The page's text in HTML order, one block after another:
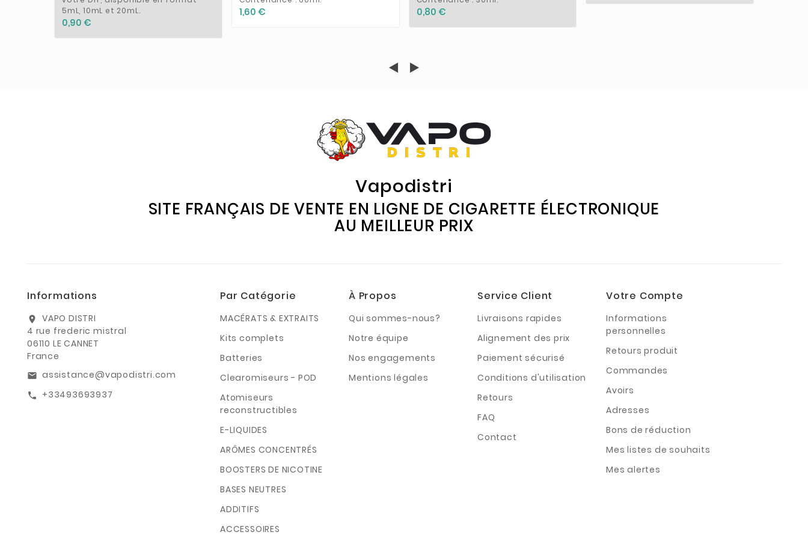
5mL, 10mL et 20mL.
0,90 €
1,60 € 0,80 €
Vapodistri
SITE FRANÇAIS DE VENTE EN LIGNE DE CIGARETTE ÉLECTRONIQUE
AU MEILLEUR PRIX
Informations
location_on
VAPO DISTRI
4 rue frederic mistral
06110 LE CANNET
France
email assistance@vapodistri.com
call +33493693937
Par Catégorie
MACÉRATS & EXTRAITS
Kits complets
Batteries
Clearomiseurs - POD
Atomiseurs
reconstructibles
E-LIQUIDES
ARÔMES CONCENTRÉS
BOOSTERS DE NICOTINE
BASES NEUTRES
ADDITIFS
ACCESSOIRES
À Propos
Qui sommes-nous?
Notre équipe
Nos engagements
Mentions légales
Service Client
Livraisons rapides
Alignement des prix
Paiement sécurisé
Conditions d'utilisation
Retours
FAQ
Contact
Votre Compte
Informations
personnelles
Retours produit
Commandes
Avoirs
Adresses
Bons de réduction
Mes listes de souhaits
Mes alertes